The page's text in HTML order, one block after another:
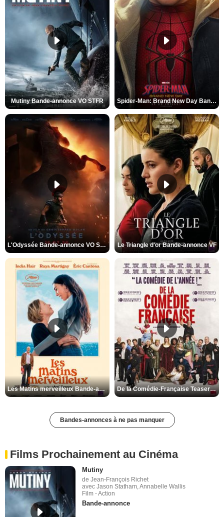
Mutiny Bande-annonce VO STFR Spider-Man: Brand New Day Bande-annonce VO STFR
L'Odyssée Bande-annonce VO STFR Le Triangle d'or Bande-annonce VF
Les Matins merveilleux Bande-annonce VF De la Comédie-Française Teaser VF
Bandes-annonces à ne pas manquer
Films Prochainement au Cinéma
Mutiny
de Jean-François Richet
avec Jason Statham, Annabelle Wallis
Film - Action
Bande-annonce